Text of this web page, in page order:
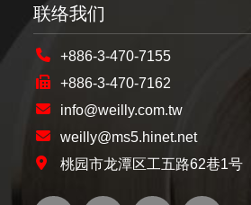
联络我们
+886-3-470-7155
+886-3-470-7162
info@weilly.com.tw
weilly@ms5.hinet.net
桃园市龙潭区工五路62巷1号